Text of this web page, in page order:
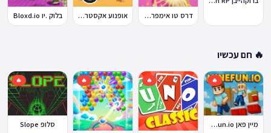
דרס טו אימפרס Dress To Impress אופנוע אקסטרים Moto X3M בלוק .יו Bloxd.io
🔥 חם עכשיו
🔥
מיין פאן MineFun.io
🔥
🔥
🔥
סלופ Slope